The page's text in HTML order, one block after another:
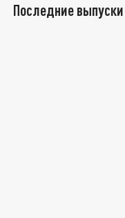
Последние выпуски